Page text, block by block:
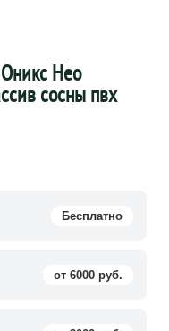
Нео
сосны пвх
Бесплатно
от 6000 руб.